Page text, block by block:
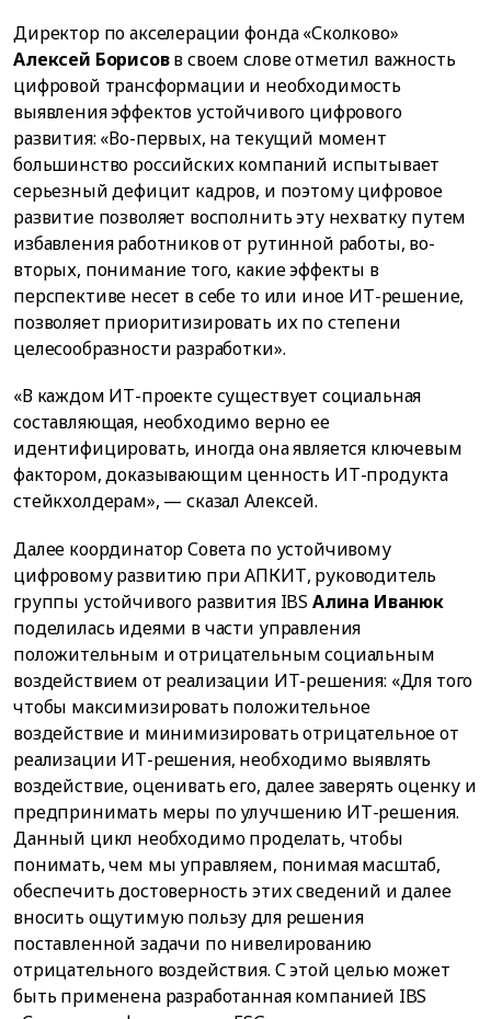
Директор по акселерации фонда «Сколково»
Алексей Борисовв своем слове отметил важность
цифровой трансформации и необходимость
выявления эффектов устойчивого цифрового
развития: «Во-первых, на текущий момент
большинство российских компаний испытывает
серьезный дефицит кадров, и поэтому цифровое
развитие позволяет восполнить эту нехватку путем
избавления работников от рутинной работы, во-
вторых, понимание того, какие эффекты в
перспективе несет в себе то или иное ИТ-решение,
позволяет приоритизировать их по степени
целесообразности разработки».
«В каждом ИТ-проекте существует социальная
составляющая, необходимо верно ее
идентифицировать, иногда она является ключевым
фактором, доказывающим ценность ИТ-продукта
стейкхолдерам», — сказал Алексей.
Далее координатор Совета по устойчивому
цифровому развитию при АПКИТ, руководитель
группы устойчивого развития IBS Алина Иванюк
поделилась идеями в части управления
положительным и отрицательным социальным
воздействием от реализации ИТ-решения: «Для того
чтобы максимизировать положительное
воздействие и минимизировать отрицательное от
реализации ИТ-решения, необходимо выявлять
воздействие, оценивать его, далее заверять оценку и
предпринимать меры по улучшению ИТ-решения.
Данный цикл необходимо проделать, чтобы
понимать, чем мы управляем, понимая масштаб,
обеспечить достоверность этих сведений и далее
вносить ощутимую пользу для решения
поставленной задачи по нивелированию
отрицательного воздействия. С этой целью может
быть применена разработанная компанией IBS